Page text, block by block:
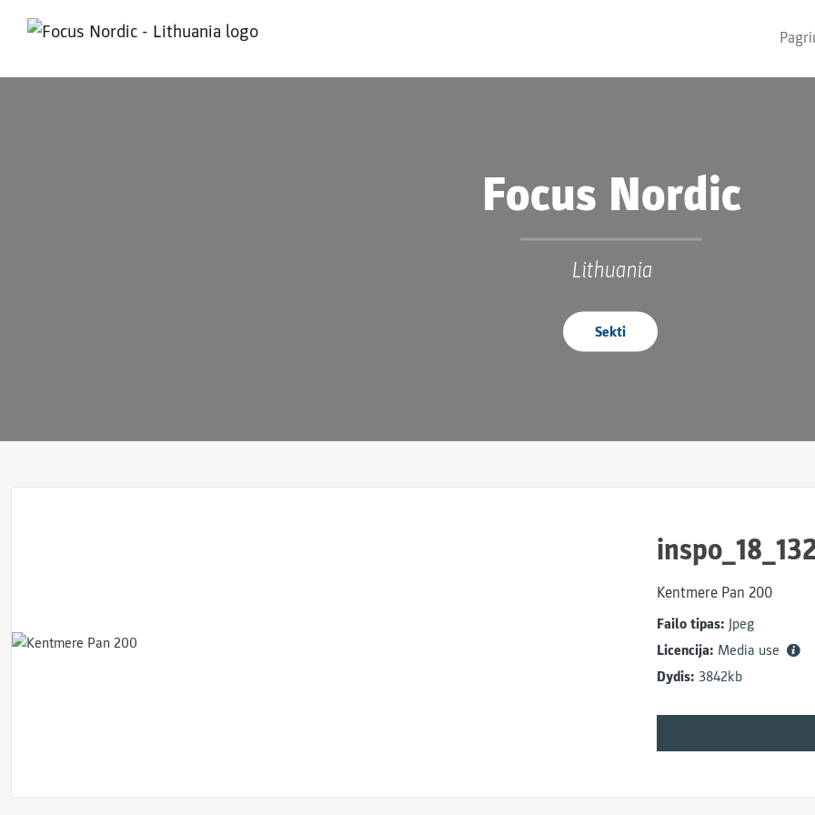
Focus Nordic
Lithuania
Sekti
Kentmere Pan 200
Failo tipas: Jpeg
Licencija: Media use
Dydis: 3842kb